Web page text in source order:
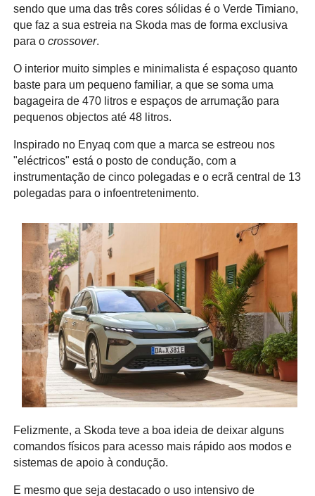
sendo que uma das três cores sólidas é o Verde Timiano,
que faz a sua estreia na Skoda mas de forma exclusiva
para o crossover.
O interior muito simples e minimalista é espaçoso quanto
baste para um pequeno familiar, a que se soma uma
bagageira de 470 litros e espaços de arrumação para
pequenos objectos até 48 litros.
Inspirado no Enyaq com que a marca se estreou nos
"eléctricos" está o posto de condução, com a
instrumentação de cinco polegadas e o ecrã central de 13
polegadas para o infoentretenimento.
Felizmente, a Skoda teve a boa ideia de deixar alguns
comandos físicos para acesso mais rápido aos modos e
sistemas de apoio à condução.
E mesmo que seja destacado o uso intensivo de